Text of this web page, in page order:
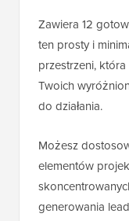
Zawiera 12
ten prosty i
przestrzeni,
Twoich
do działania.
Możesz
elementów
generowania